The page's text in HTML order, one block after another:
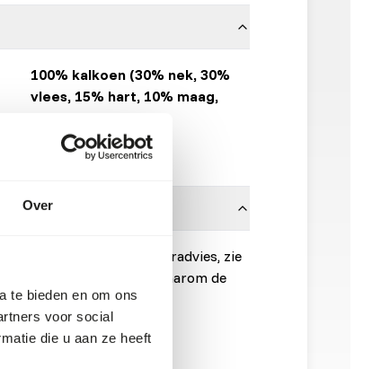
Over
te bieden en om ons
voor social
die u aan ze heeft
100% kalkoen (30% nek, 30%
vlees, 15% hart, 10% maag,
KB RAW
is noodzakelijk. Voor voeradvies, zie
rauw diervoeder. Houd daarom de
www.feed-raw-right.eu